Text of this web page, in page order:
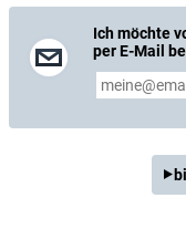
Ich möchte
per E-Mail